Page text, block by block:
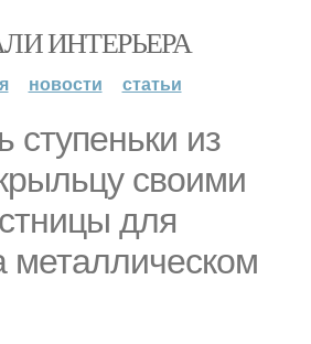
ИНТЕРЬЕРА
новости статьи
ступеньки из
своими
для
металлическом